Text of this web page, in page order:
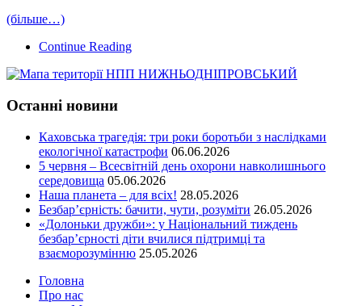
(більше…)
Continue Reading
Останні новини
Каховська трагедія: три роки боротьби з наслідками
екологічної катастрофи 06.06.2026
5 червня – Всесвітній день охорони навколишнього
середовища 05.06.2026
Наша планета – для всіх! 28.05.2026
Безбар’єрність: бачити, чути, розуміти 26.05.2026
«Долоньки дружби»: у Національний тиждень
безбар’єрності діти вчилися підтримці та
взаєморозумінню 25.05.2026
Головна
Про нас